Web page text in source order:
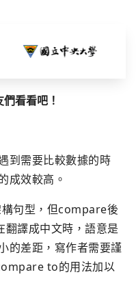
看看吧！
到需要比較數據的時
成效較高。
句型，但compare後
譯成中文時，語意是
的差距，寫作者需要謹
to的用法加以